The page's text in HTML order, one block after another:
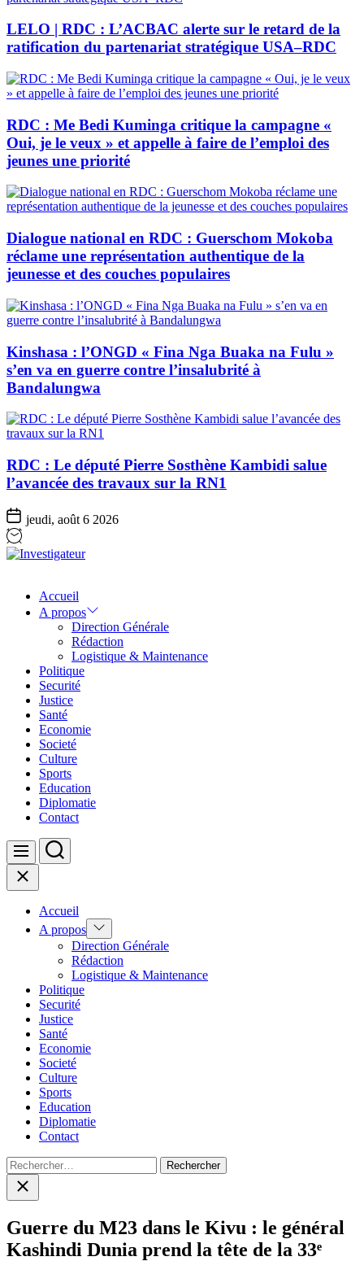
LELO | RDC : L’ACBAC alerte sur le retard de la
ratification du partenariat stratégique USA–RDC
RDC : Me Bedi Kuminga critique la campagne «
Oui, je le veux » et appelle à faire de l’emploi des
jeunes une priorité
Dialogue national en RDC : Guerschom Mokoba
réclame une représentation authentique de la
jeunesse et des couches populaires
Kinshasa : l’ONGD « Fina Nga Buaka na Fulu »
s’en va en guerre contre l’insalubrité à
Bandalungwa
RDC : Le député Pierre Sosthène Kambidi salue
l’avancée des travaux sur la RN1
jeudi, août 6 2026
Accueil
A propos
Direction Générale
Rédaction
Logistique & Maintenance
Politique
Securité
Justice
Santé
Economie
Societé
Culture
Sports
Education
Diplomatie
Contact
Menu Search
Close
Accueil
A propos Show
sub
menu
Direction Générale
Rédaction
Logistique & Maintenance
Politique
Securité
Justice
Santé
Economie
Societé
Culture
Sports
Education
Diplomatie
Contact
Rechercher :
Close
search
Guerre du M23 dans le Kivu : le général
Kashindi Dunia prend la tête de la 33ᵉ